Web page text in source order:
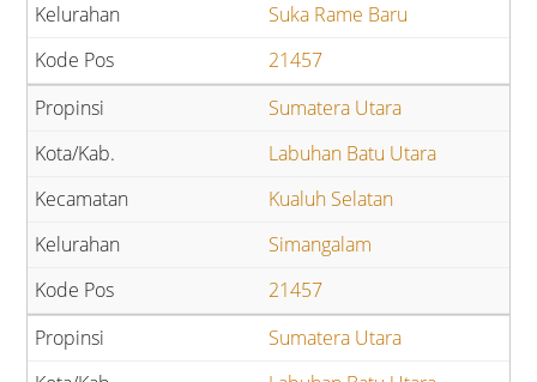
Suka Rame Baru
21457
Sumatera Utara
Labuhan Batu Utara
Kualuh Selatan
Simangalam
21457
Sumatera Utara